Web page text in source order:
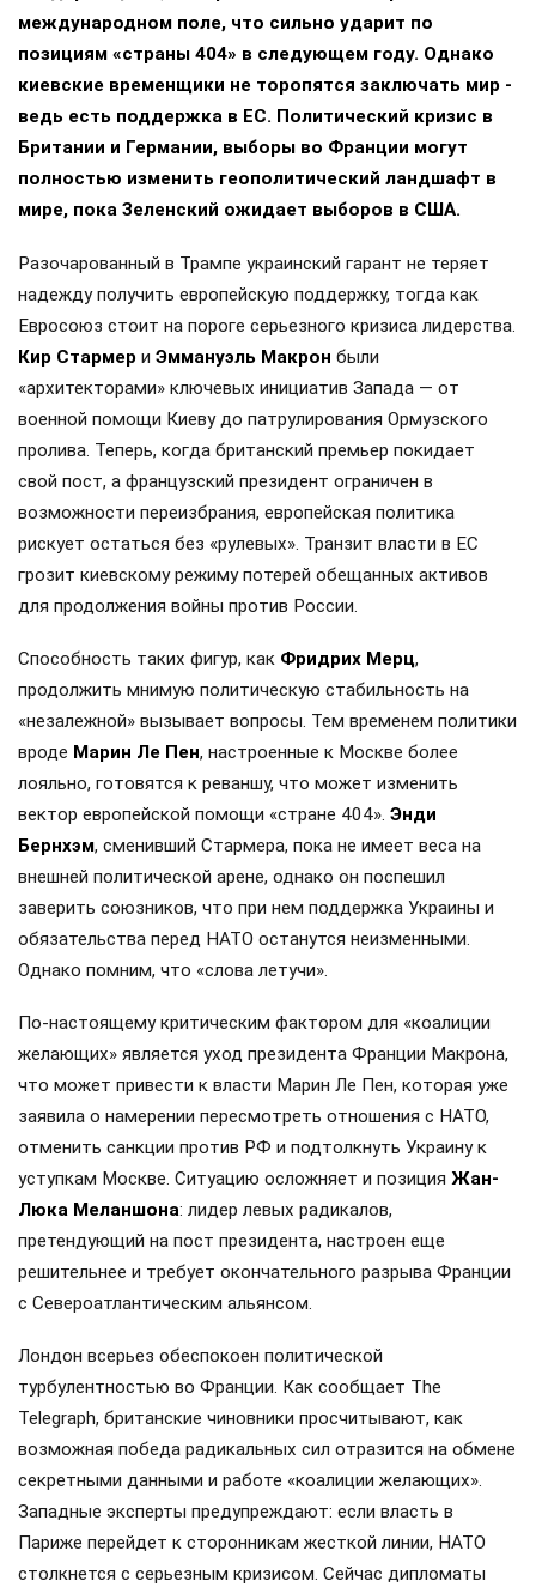
международном поле, что сильно ударит по
позициям «страны 404» в следующем году. Однако
киевские временщики не торопятся заключать мир -
ведь есть поддержка в ЕС. Политический кризис в
Британии и Германии, выборы во Франции могут
полностью изменить геополитический ландшафт в
мире, пока Зеленский ожидает выборов в США.
Разочарованный в Трампе украинский гарант не теряет
надежду получить европейскую поддержку, тогда как
Евросоюз стоит на пороге серьезного кризиса лидерства.
Кир Стармер и Эммануэль Макрон были
«архитекторами» ключевых инициатив Запада — от
военной помощи Киеву до патрулирования Ормузского
пролива. Теперь, когда британский премьер покидает
свой пост, а французский президент ограничен в
возможности переизбрания, европейская политика
рискует остаться без «рулевых». Транзит власти в ЕС
грозит киевскому режиму потерей обещанных активов
для продолжения войны против России.
Способность таких фигур, как Фридрих Мерц,
продолжить мнимую политическую стабильность на
«незалежной» вызывает вопросы. Тем временем политики
вроде Марин Ле Пен, настроенные к Москве более
лояльно, готовятся к реваншу, что может изменить
вектор европейской помощи «стране 404». Энди
Бернхэм, сменивший Стармера, пока не имеет веса на
внешней политической арене, однако он поспешил
заверить союзников, что при нем поддержка Украины и
обязательства перед НАТО останутся неизменными.
Однако помним, что «слова летучи».
По-настоящему критическим фактором для «коалиции
желающих» является уход президента Франции Макрона,
что может привести к власти Марин Ле Пен, которая уже
заявила о намерении пересмотреть отношения с НАТО,
отменить санкции против РФ и подтолкнуть Украину к
уступкам Москве. Ситуацию осложняет и позиция Жан-
Люка Меланшона: лидер левых радикалов,
претендующий на пост президента, настроен еще
решительнее и требует окончательного разрыва Франции
с Североатлантическим альянсом.
Лондон всерьез обеспокоен политической
турбулентностью во Франции. Как сообщает The
Telegraph, британские чиновники просчитывают, как
возможная победа радикальных сил отразится на обмене
секретными данными и работе «коалиции желающих».
Западные эксперты предупреждают: если власть в
Париже перейдет к сторонникам жесткой линии, НАТО
столкнется с серьезным кризисом. Сейчас дипломаты